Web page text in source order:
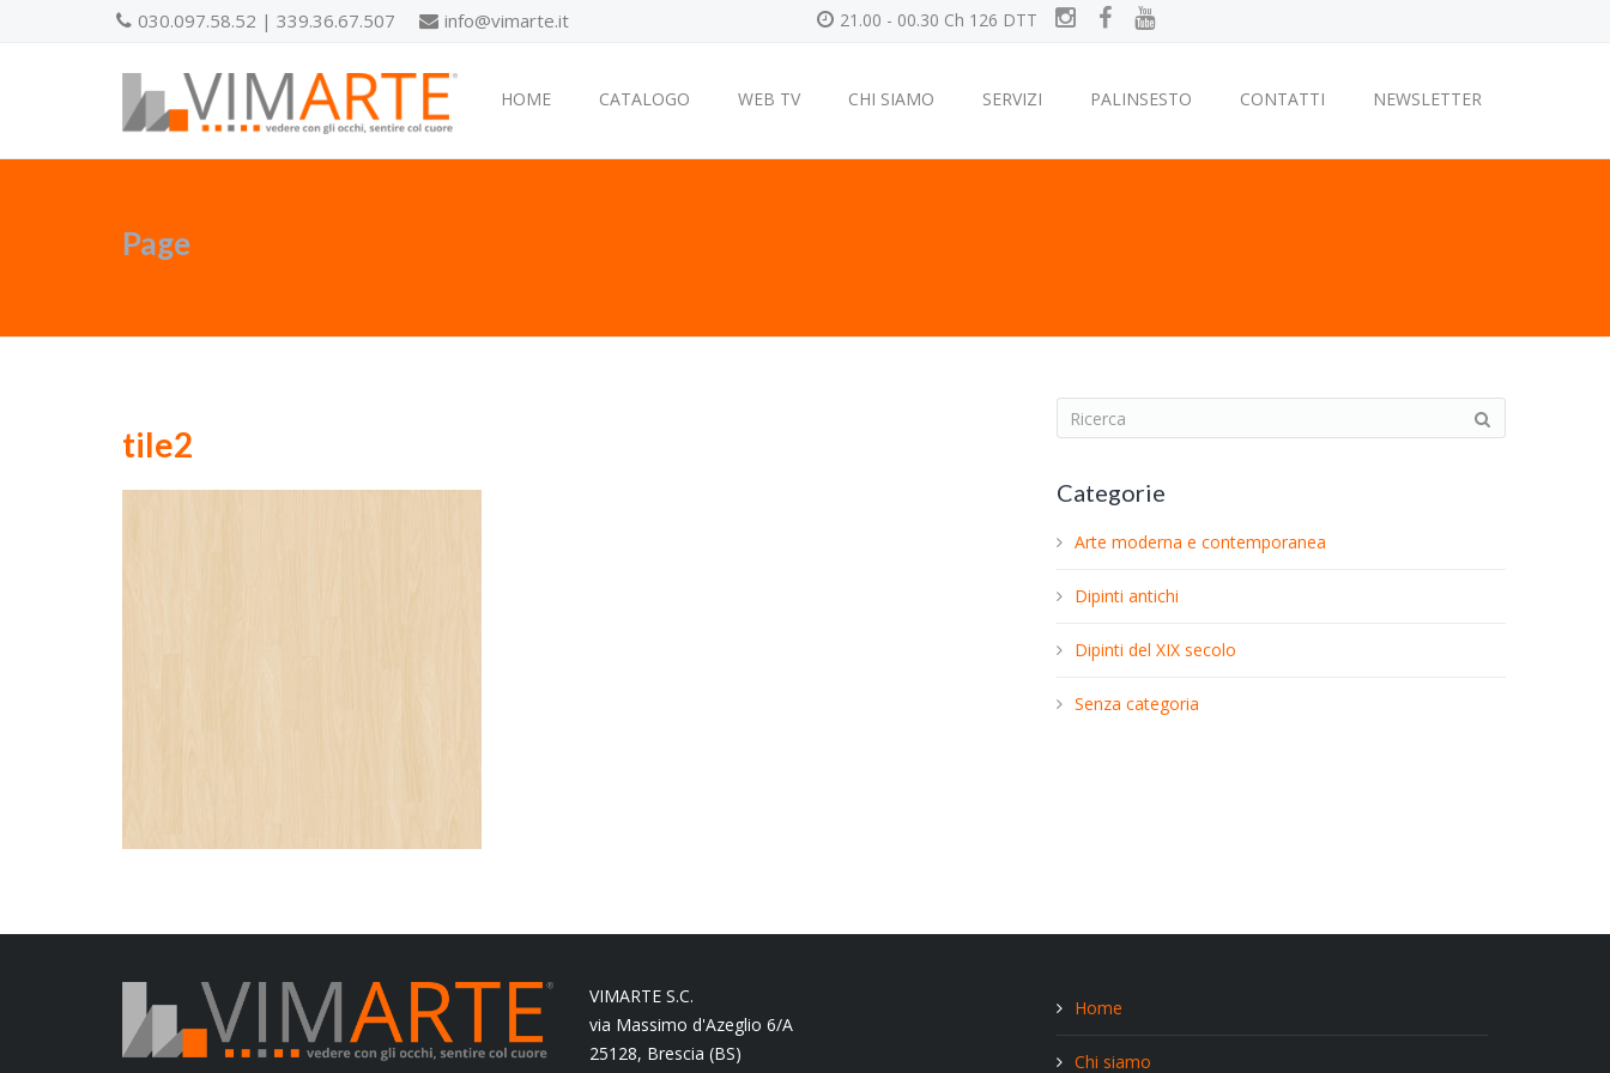
030.097.58.52 | 339.36.67.507 info@vimarte.it 21.00 - 00.30 Ch 126 DTT
HOME CATALOGO WEB TV CHI SIAMO SERVIZI PALINSESTO CONTATTI NEWSLETTER
Page
tile2
e
r
h
Categorie
Arte moderna e contemporanea
Dipinti antichi
Dipinti del XIX secolo
Senza categoria
VIMARTE S.C.
via Massimo d'Azeglio 6/A
25128, Brescia (BS)
Home
Chi siamo